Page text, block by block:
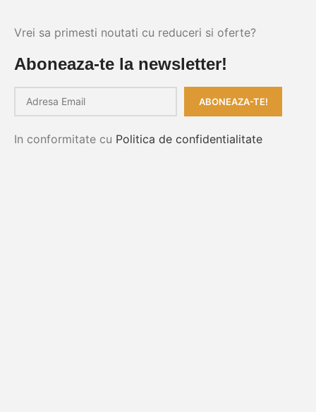
Vrei sa primesti noutati cu reduceri si oferte?
Aboneaza-te la newsletter!
In conformitate cu Politica de confidentialitate